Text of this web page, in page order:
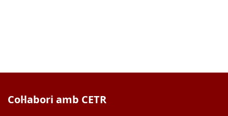
Col·labori amb CETR